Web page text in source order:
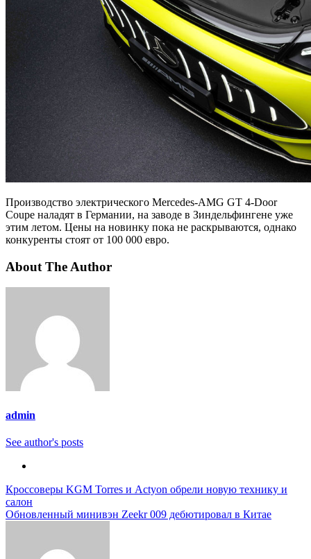
Производство электрического Mercedes-AMG GT 4-Door
Coupe наладят в Германии, на заводе в Зиндельфингене уже
этим летом. Цены на новинку пока не раскрываются, однако
конкуренты стоят от 100 000 евро.
About The Author
admin
See author's posts
Навигация
по
Кроссоверы KGM Torres и Actyon обрели новую технику и
салон
Обновленный минивэн Zeekr 009 дебютировал в Китае